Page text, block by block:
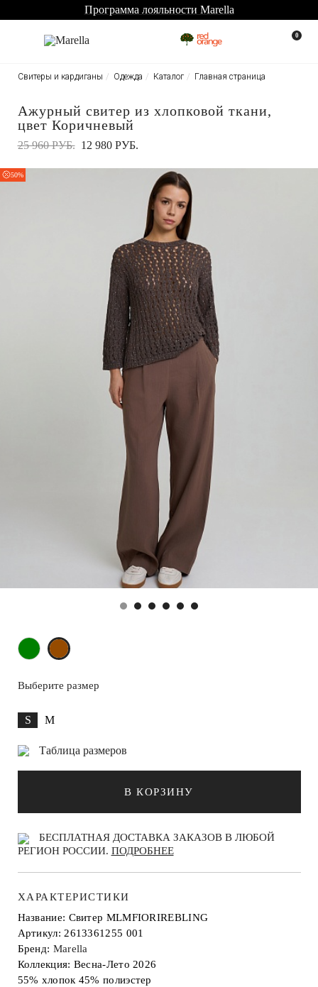
Программа лояльности Marella
0
Главная страница
Каталог
Одежда
Свитеры и кардиганы
Ажурный свитер из хлопковой ткани,
цвет Коричневый
25 960 РУБ. 12 980 РУБ.
50%
Выберите размер
S M
Таблица размеров
В КОРЗИНУ
БЕСПЛАТНАЯ ДОСТАВКА ЗАКАЗОВ В ЛЮБОЙ
РЕГИОН РОССИИ. ПОДРОБНЕЕ
ХАРАКТЕРИСТИКИ
Название: Свитер MLMFIORIREBLING
Артикул: 2613361255 001
Бренд: Marella
Коллекция: Весна-Лето 2026
55% хлопок 45% полиэстер